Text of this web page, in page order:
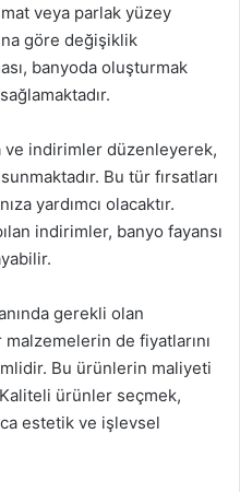
veya parlak yüzey
göre değişiklik
banyoda oluşturmak
ve indirimler düzenleyerek,
Bu tür fırsatları
yardımcı olacaktır.
indirimler, banyo fayansı
gerekli olan
malzemelerin de fiyatlarını
Bu ürünlerin maliyeti
ürünler seçmek,
estetik ve işlevsel